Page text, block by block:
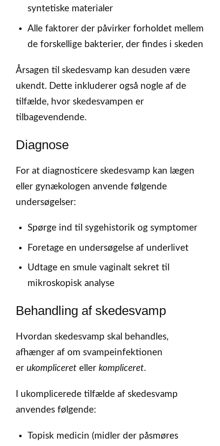
syntetiske materialer
Alle faktorer der påvirker forholdet mellem
de forskellige bakterier, der findes i skeden
Årsagen til skedesvamp kan desuden være
ukendt. Dette inkluderer også nogle af de
tilfælde, hvor skedesvampen er
tilbagevendende.
Diagnose
For at diagnosticere skedesvamp kan lægen
eller gynækologen anvende følgende
undersøgelser:
Spørge ind til sygehistorik og symptomer
Foretage en undersøgelse af underlivet
Udtage en smule vaginalt sekret til
mikroskopisk analyse
Behandling af skedesvamp
Hvordan skedesvamp skal behandles,
afhænger af om svampeinfektionen
er ukompliceret eller kompliceret.
I ukomplicerede tilfælde af skedesvamp
anvendes følgende:
Topisk medicin (midler der påsmøres